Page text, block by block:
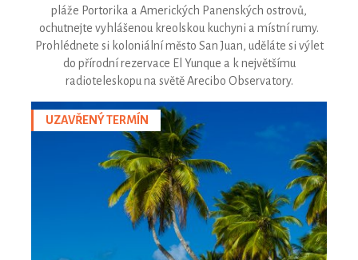
pláže Portorika a Amerických Panenských ostrovů,
ochutnejte vyhlášenou kreolskou kuchyni a místní rumy.
Prohlédnete si koloniální město San Juan, uděláte si výlet
do přírodní rezervace El Yunque a k největšímu
radioteleskopu na světě Arecibo Observatory.
UZAVŘENÝ TERMÍN